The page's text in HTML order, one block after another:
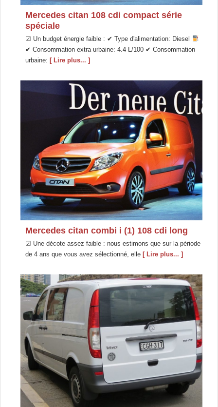
Mercedes citan 108 cdi compact série
spéciale
☑ Un budget énergie faible : ✔ Type d'alimentation: Diesel
✔ Consommation extra urbaine: 4.4 L/100 ✔ Consommation
urbaine: [ Lire plus... ]
Mercedes citan combi i (1) 108 cdi long
☑ Une décote assez faible : nous estimons que sur la période
de 4 ans que vous avez sélectionné, elle [ Lire plus... ]